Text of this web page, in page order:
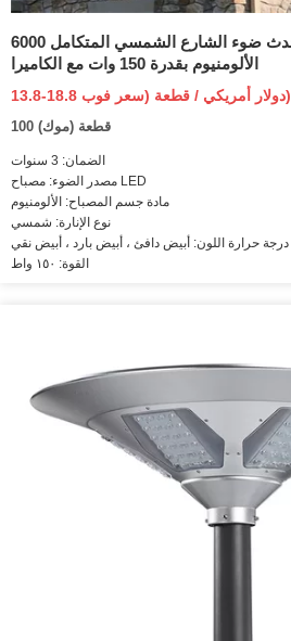
أحدث ضوء الشارع الشمسي المتكامل 6000K الكل في واحد من
الألومنيوم بقدرة 150 وات مع الكاميرا
13.8-18.8 دولار أمريكي / قطعة (سعر فوب)
100 قطعة (موك)
الضمان: 3 سنوات
مصدر الضوء: مصباح LED
مادة جسم المصباح: الألومنيوم
نوع الإنارة: شمسي
درجة حرارة اللون: أبيض دافئ ، أبيض بارد ، أبيض نقي
القوة: ١٥٠ واط